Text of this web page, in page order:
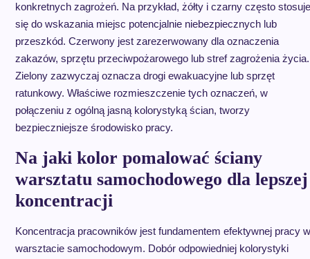
konkretnych zagrożeń. Na przykład, żółty i czarny często stosuje
się do wskazania miejsc potencjalnie niebezpiecznych lub
przeszkód. Czerwony jest zarezerwowany dla oznaczenia
zakazów, sprzętu przeciwpożarowego lub stref zagrożenia życia.
Zielony zazwyczaj oznacza drogi ewakuacyjne lub sprzęt
ratunkowy. Właściwe rozmieszczenie tych oznaczeń, w
połączeniu z ogólną jasną kolorystyką ścian, tworzy
bezpieczniejsze środowisko pracy.
Na jaki kolor pomalować ściany
warsztatu samochodowego dla lepszej
koncentracji
Koncentracja pracowników jest fundamentem efektywnej pracy w
warsztacie samochodowym. Dobór odpowiedniej kolorystyki